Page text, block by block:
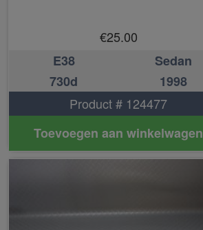
€25.00
E38
Sedan
730d
1998
Product # 124477
Toevoegen aan winkelwagen